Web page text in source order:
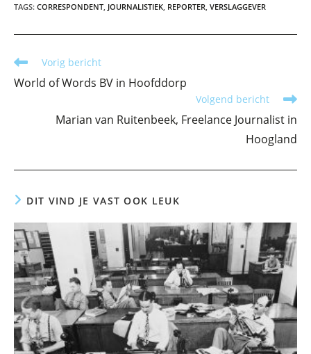
TAGS: CORRESPONDENT JOURNALISTIEK REPORTER VERSLAGGEVER
Lees
meer
artikelen
Vorig bericht
World of Words BV in Hoofddorp
Volgend bericht
Marian van Ruitenbeek, Freelance Journalist in
Hoogland
DIT VIND JE VAST OOK LEUK